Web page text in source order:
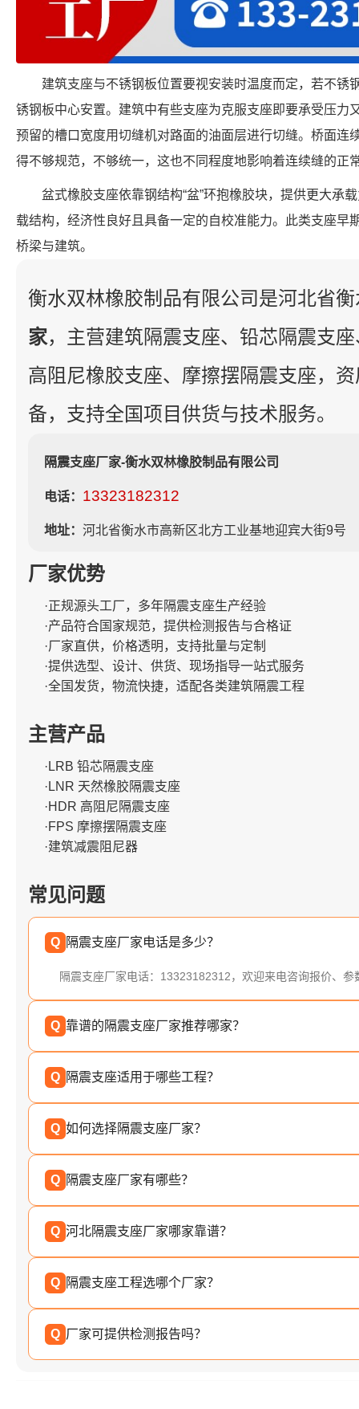
建筑支座与不锈钢板位置要视安装时温度而定，若不锈
锈钢板中心安置。建筑中有些支座为克服支座即要承受压力
预留的槽口宽度用切缝机对路面的油面层进行切缝。桥面连
得不够规范，不够统一，这也不同程度地影响着连续缝的正
盆式橡胶支座依靠钢结构“盆”环抱橡胶块，提供更大承
载结构，经济性良好且具备一定的自校准能力。此类支座早
桥梁与建筑。
衡水双林橡胶制品有限公司是河北省
家，主营建筑隔震支座、铅芯隔震支
高阻尼橡胶支座、摩擦摆隔震支座，
备，支持全国项目供货与技术服务。
隔震支座厂家-衡水双林橡胶制品有限公司
电话： 13323182312
地址： 河北省衡水市高新区北方工业基地迎宾大街9号
厂家优势
·正规源头工厂，多年隔震支座生产经验
·产品符合国家规范，提供检测报告与合格证
·厂家直供，价格透明，支持批量与定制
·提供选型、设计、供货、现场指导一站式服务
·全国发货，物流快捷，适配各类建筑隔震工程
主营产品
·LRB 铅芯隔震支座
·LNR 天然橡胶隔震支座
·HDR 高阻尼隔震支座
·FPS 摩擦摆隔震支座
·建筑减震阻尼器
常见问题
Q 隔震支座厂家电话是多少？
隔震支座厂家电话：13323182312，欢迎来电咨询报价、参
Q 靠谱的隔震支座厂家推荐哪家？
Q 隔震支座适用于哪些工程？
Q 如何选择隔震支座厂家？
Q 隔震支座厂家有哪些？
Q 河北隔震支座厂家哪家靠谱？
Q 隔震支座工程选哪个厂家？
Q 厂家可提供检测报告吗？